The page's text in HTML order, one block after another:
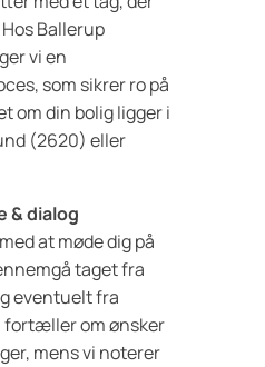
Ballerup
vi en
som sikrer ro på
om din bolig ligger i
(2620) eller
& dialog
at møde dig på
taget fra
eventuelt fra
fortæller om ønsker
mens vi noterer